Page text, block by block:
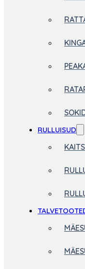
RULLUISUD